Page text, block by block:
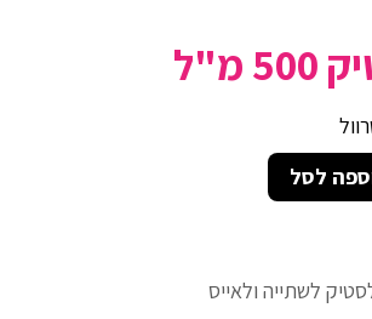
מ"ל
לסל
לשתייה ולאייס